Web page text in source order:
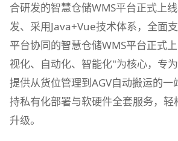
合研发的智慧仓储WMS平台正式上线
发、采用Java+Vue技术体系，全面
平台协同的智慧仓储WMS平台正式
视化、自动化、智能化"为核心，专为
提供从货位管理到AGV自动搬运的一
持私有化部署与软硬件全套服务，轻
升级。